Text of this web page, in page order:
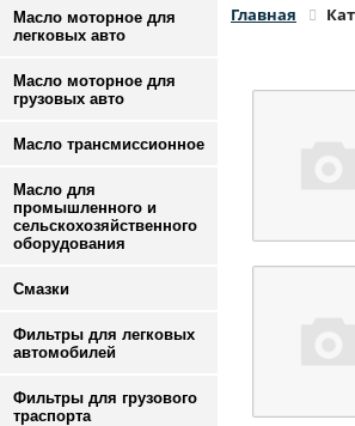
Масло моторное для
легковых авто
Масло моторное для
грузовых авто
Масло трансмиссионное
Масло для
промышленного и
сельскохозяйственного
оборудования
Смазки
Фильтры для легковых
автомобилей
Фильтры для грузового
траспорта
Главная